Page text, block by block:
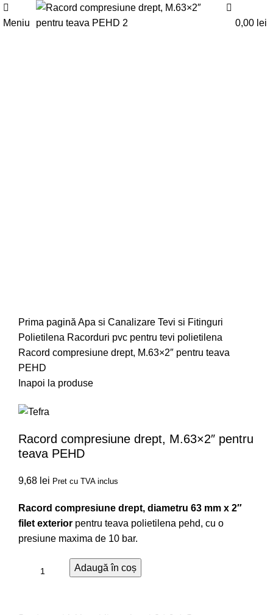
Meniu 0,00 lei
Prima pagină Apa si Canalizare Tevi si Fitinguri
Polietilena Racorduri pvc pentru tevi polietilena
Racord compresiune drept, M.63×2″ pentru teava
PEHD
Inapoi la produse
Racord compresiune drept, M.63×2″ pentru
teava PEHD
9,68 lei Pret cu TVA inclus
Racord compresiune drept, diametru 63 mm x 2″
filet exterior pentru teava polietilena pehd, cu o
presiune maxima de 10 bar.
Adaugă în coș